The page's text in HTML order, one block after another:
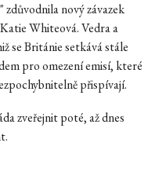
zdůvodnila nový závazek
Whiteová. Vedra a
se Británie setkává stále
pro omezení emisí, které
přispívají.
zveřejnit poté, až dnes